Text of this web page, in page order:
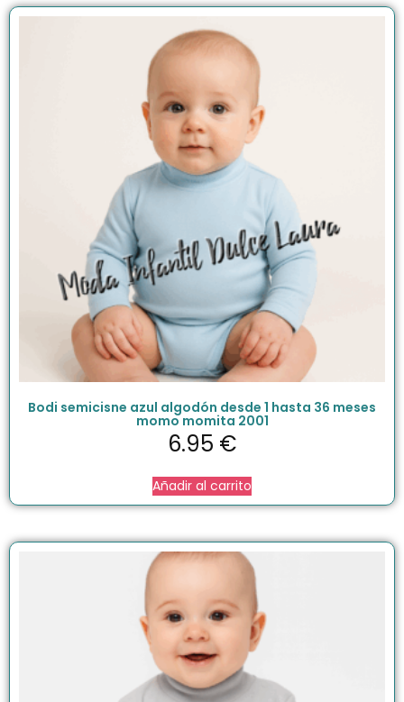
Bodi semicisne azul algodón desde 1 hasta 36 meses
momo momita 2001
6.95 €
Añadir al carrito